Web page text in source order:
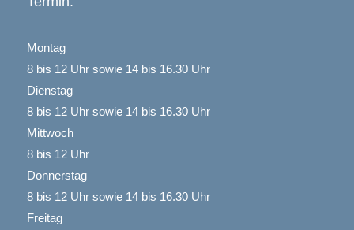
Montag
8 bis 12 Uhr sowie 14 bis 16.30 Uhr
Dienstag
8 bis 12 Uhr sowie 14 bis 16.30 Uhr
Mittwoch
8 bis 12 Uhr
Donnerstag
8 bis 12 Uhr sowie 14 bis 16.30 Uhr
Freitag